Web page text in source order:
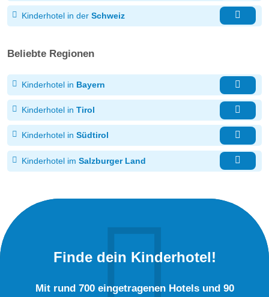
Kinderhotel in der Schweiz
Beliebte Regionen
Kinderhotel in Bayern
Kinderhotel in Tirol
Kinderhotel in Südtirol
Kinderhotel im Salzburger Land
Finde dein Kinderhotel!
Mit rund 700 eingetragenen Hotels und 90